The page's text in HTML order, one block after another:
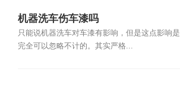
机器洗车伤车漆吗
只能说机器洗车对车漆有影响，但是这点影响是
完全可以忽略不计的。其实严格...